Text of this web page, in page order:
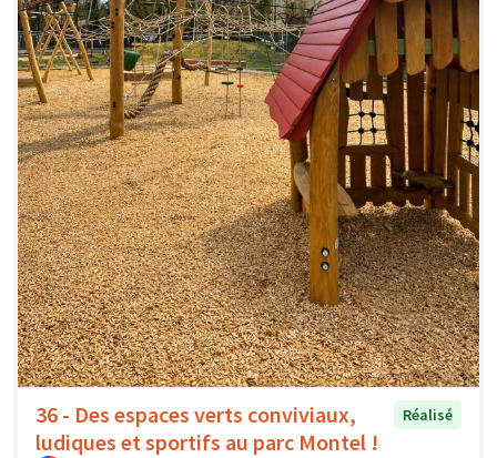
36 - Des espaces verts conviviaux,
ludiques et sportifs au parc Montel !
Réalisé